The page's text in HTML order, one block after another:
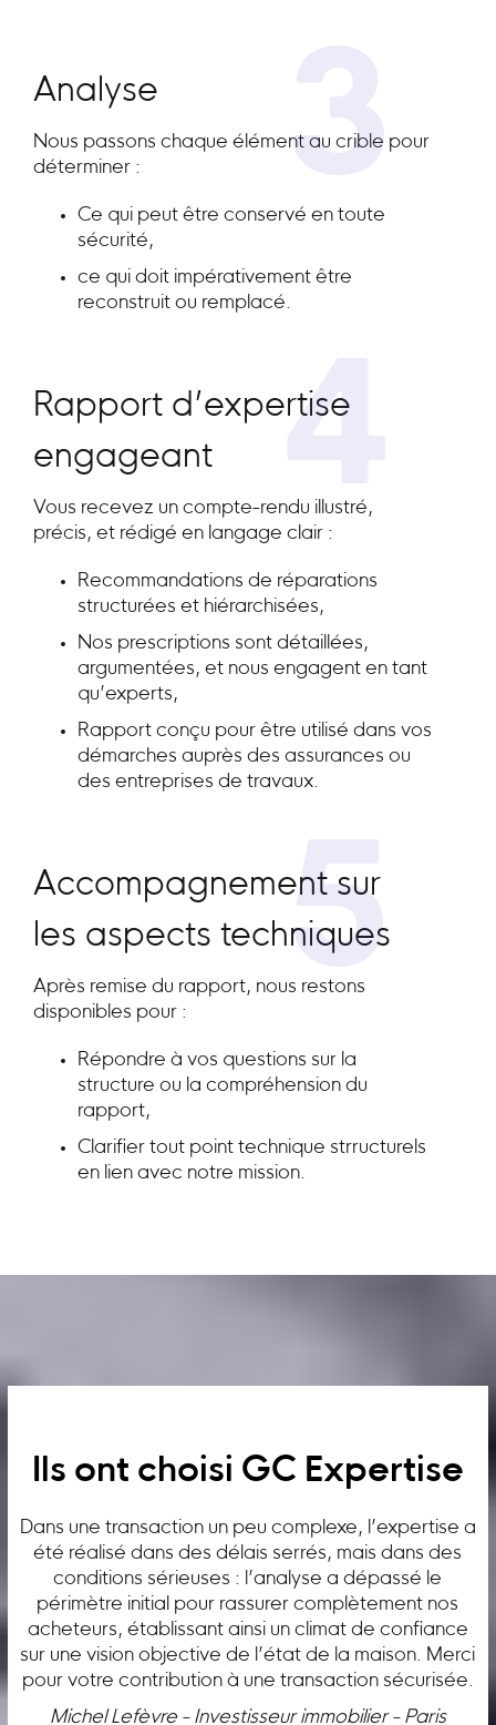
3
Analyse
Nous passons chaque élément au crible pour
déterminer :
Ce qui peut être conservé en toute
sécurité,
ce qui doit impérativement être
reconstruit ou remplacé.
4
Rapport d’expertise
engageant
Vous recevez un compte-rendu illustré,
précis, et rédigé en langage clair :
Recommandations de réparations
structurées et hiérarchisées,
Nos prescriptions sont détaillées,
argumentées, et nous engagent en tant
qu’experts,
Rapport conçu pour être utilisé dans vos
démarches auprès des assurances ou
des entreprises de travaux.
5
Accompagnement sur
les aspects techniques
Après remise du rapport, nous restons
disponibles pour :
Répondre à vos questions sur la
structure ou la compréhension du
rapport,
Clarifier tout point technique strructurels
en lien avec notre mission.
Ils ont choisi GC Expertise
Dans une transaction un peu complexe, l’expertise a
été réalisé dans des délais serrés, mais dans des
conditions sérieuses : l’analyse a dépassé le
périmètre initial pour rassurer complètement nos
acheteurs, établissant ainsi un climat de confiance
sur une vision objective de l’état de la maison. Merci
pour votre contribution à une transaction sécurisée.
Michel Lefèvre - Investisseur immobilier - Paris